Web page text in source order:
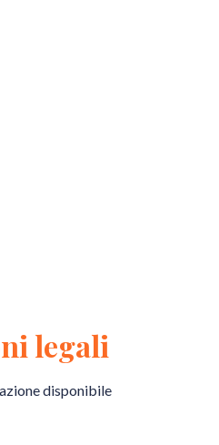
legali
disponibile